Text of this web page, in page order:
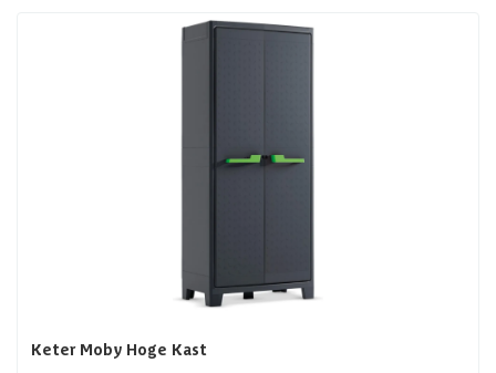
Keter Moby Hoge Kast